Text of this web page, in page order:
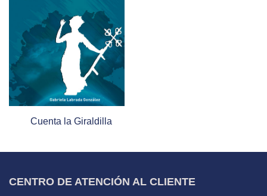
Cuenta la Giraldilla
CENTRO DE ATENCIÓN AL CLIENTE